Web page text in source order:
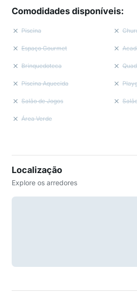
Comodidades disponíveis:
Piscina
Espaço Gourmet
Brinquedoteca
Piscina Aquecida
Salão de Jogos
Área Verde
Localização
Explore os arredores